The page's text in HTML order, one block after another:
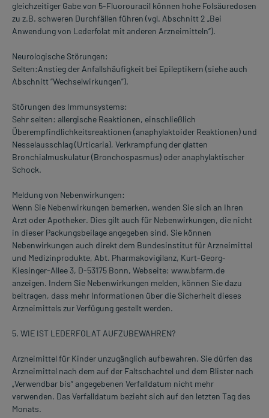
gleichzeitiger Gabe von 5-Fluorouracil können hohe Folsäuredosen
zu z.B. schweren Durchfällen führen (vgl. Abschnitt 2 „Bei
Anwendung von Lederfolat mit anderen Arzneimitteln“).
Neurologische Störungen:
Selten:Anstieg der Anfallshäufigkeit bei Epileptikern (siehe auch
Abschnitt “Wechselwirkungen”).
Störungen des Immunsystems:
Sehr selten: allergische Reaktionen, einschließlich
Überempfindlichkeitsreaktionen (anaphylaktoider Reaktionen) und
Nesselausschlag (Urticaria), Verkrampfung der glatten
Bronchialmuskulatur (Bronchospasmus) oder anaphylaktischer
Schock.
Meldung von Nebenwirkungen:
Wenn Sie Nebenwirkungen bemerken, wenden Sie sich an Ihren
Arzt oder Apotheker. Dies gilt auch für Nebenwirkungen, die nicht
in dieser Packungsbeilage angegeben sind. Sie können
Nebenwirkungen auch direkt dem Bundesinstitut für Arzneimittel
und Medizinprodukte, Abt. Pharmakovigilanz, Kurt-Georg-
Kiesinger-Allee 3, D-53175 Bonn, Webseite: www.bfarm.de
anzeigen. Indem Sie Nebenwirkungen melden, können Sie dazu
beitragen, dass mehr Informationen über die Sicherheit dieses
Arzneimittels zur Verfügung gestellt werden.
5. WIE IST LEDERFOLAT AUFZUBEWAHREN?
Arzneimittel für Kinder unzugänglich aufbewahren. Sie dürfen das
Arzneimittel nach dem auf der Faltschachtel und dem Blister nach
„Verwendbar bis“ angegebenen Verfalldatum nicht mehr
verwenden. Das Verfalldatum bezieht sich auf den letzten Tag des
Monats.